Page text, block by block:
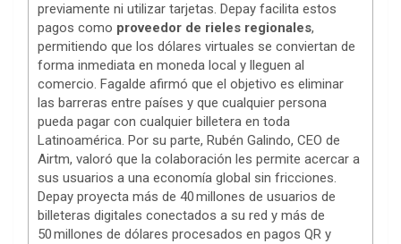
previamente ni utilizar tarjetas. Depay facilita estos
pagos como proveedor de rieles regionales,
permitiendo que los dólares virtuales se conviertan de
forma inmediata en moneda local y lleguen al
comercio. Fagalde afirmó que el objetivo es eliminar
las barreras entre países y que cualquier persona
pueda pagar con cualquier billetera en toda
Latinoamérica. Por su parte, Rubén Galindo, CEO de
Airtm, valoró que la colaboración les permite acercar a
sus usuarios a una economía global sin fricciones.
Depay proyecta más de 40 millones de usuarios de
billeteras digitales conectados a su red y más de
50 millones de dólares procesados en pagos QR y